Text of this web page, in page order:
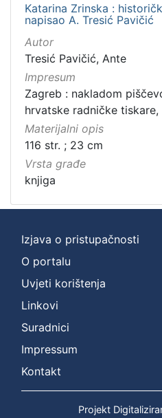
Katarina Zrinska :
napisao A. Tresić Pavičić
Autor
Tresić Pavičić, Ante
Impresum
Zagreb : nakladom
hrvatske radničke tiskare,
Materijalni opis
116 str. ; 23 cm
Vrsta građe
knjiga
Izjava o pristupačnosti
O portalu
Uvjeti korištenja
Linkovi
Suradnici
Impressum
Kontakt
Projekt